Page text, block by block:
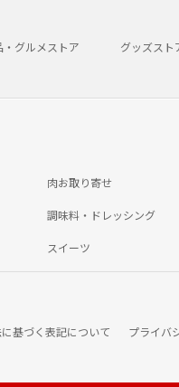
・グルメストア グッズスト
肉お取り寄せ
調味料・ドレッシング
スイーツ
基づく表記について プライバ